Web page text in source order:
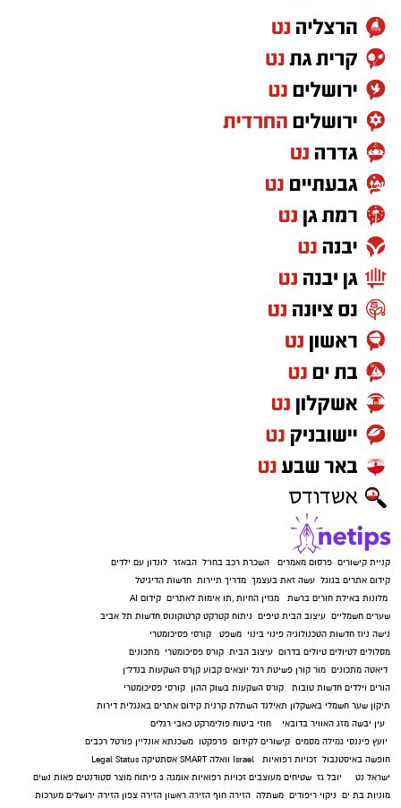
קניית קישורים פרסום מאמרים השכרת רכב בחו"ל הבאזר לונדון עם ילדים
קידום אתרים בגוגל עשה זאת בעצמך מדריך תיירות חדשות הדיגיטל
מלונות באילת חורים ברשת מגזין החיות ,תו אימות לאתרים קידום AI
שערים חשמליים עיצוב הבית טיפים ניתוח קטרקט קרטוקונוס חדשות תל אביב
נישה ניוז חדשות הטכנולוגיה פינוי בינוי משפט
קורסי פסיכומטרי
מסלולים לטיולים טיולים בדרום עיצוב הבית קורס פסיכומטרי מתכונים
דיאטה מתכונים מור קורן פשיטת רגל יוצאים קבוע קןרס השקעות בנדל"ן
הורים וילדים חדשות טובות קורס השקעות בשוק ההון קורסי פסיכומטרי
תיקון שער חשמלי באשקלון תאילנד השתלת קרנית קידום אתרים באנגלית דירות
עין יבשה מזג האוויר בדובאי חוזי ביטוח פולימרקט כאבי רגלים
יועץ פיננסי גמילה מסמים קישורים לקידום פרפקטו משכנתא אונליין פורטל רכבים
חופשה באיסטנבול זכויות רפואיות Israel וואלה SMART אסתטיקה Legal Status
ישראל נט
יובל גז שטיחים מעוצבים זכויות רפואיות אומגה 3 פיתוח מוצר סטודנטים פאות נשים
מוניות בת ים ניקוי ריפודים משתלה הזירה חוף הזירה ראשון הזירה צפון הזירה ירושלים מערכות